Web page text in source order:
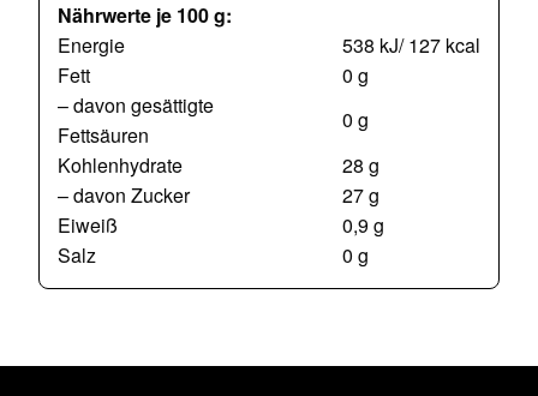
Nährwerte je 100 g:
Energie
538 kJ/ 127 kcal
Fett
0 g
– davon gesättigte
Fettsäuren
0 g
Kohlenhydrate
28 g
– davon Zucker
27 g
Eiweiß
0,9 g
Salz
0 g